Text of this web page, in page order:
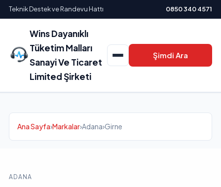
Teknik Destek ve Randevu Hattı 0850 340 4571
Wins Dayanıklı
Tüketim Malları
Sanayi Ve Ticaret
Limited Şirketi
Şimdi Ara
Ana Sayfa›Markalar›Adana›Girne
ADANA